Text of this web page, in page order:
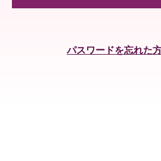
パスワードを忘れた